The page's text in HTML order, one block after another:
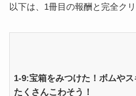
以下は、1冊目の報酬と完全ク
1-9:宝箱をみつけた！ボムや
たくさんこわそう！